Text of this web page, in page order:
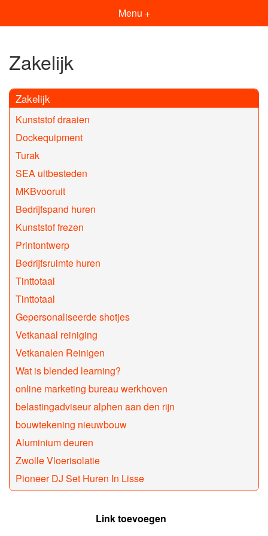
Menu +
Zakelijk
Zakelijk
Kunststof draaien
Dockequipment
Turak
SEA uitbesteden
MKBvooruit
Bedrijfspand huren
Kunststof frezen
Printontwerp
Bedrijfsruimte huren
Tinttotaal
Tinttotaal
Gepersonaliseerde shotjes
Vetkanaal reiniging
Vetkanalen Reinigen
Wat is blended learning?
online marketing bureau werkhoven
belastingadviseur alphen aan den rijn
bouwtekening nieuwbouw
Aluminium deuren
Zwolle Vloerisolatie
Pioneer DJ Set Huren In Lisse
Link toevoegen